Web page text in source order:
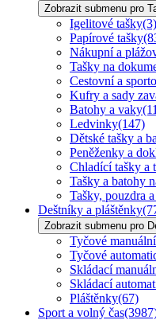
Zobrazit submenu pro
Igelitové tašky(3)
Papírové tašky
Nákupní a
Tašky na
Cestovní a
Kufry a sady
Batohy a vaky
Ledvinky(147)
Dětské tašky a
Peněženky a
Chladící tašky a
Tašky a batohy
Tašky, pouzdra
Deštníky a pláštěnky
Zobrazit submenu pro
Tyčové manuální
Tyčové
Skládací
Skládací
Pláštěnky(67)
Sport a volný čas